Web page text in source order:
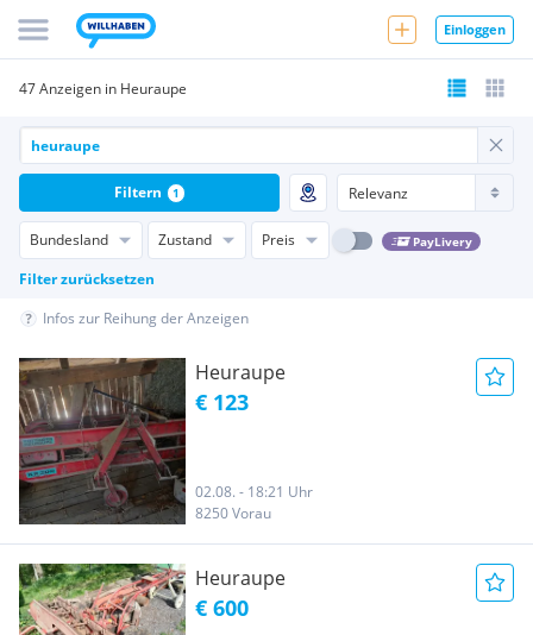
Einloggen
47 Anzeigen in Heuraupe
Bundesland Zustand Preis PayLivery
Filter zurücksetzen
Filtern 1
Infos zur Reihung der Anzeigen
Heuraupe
€ 123
02.08. - 18:21 Uhr
8250 Vorau
Heuraupe
€ 600